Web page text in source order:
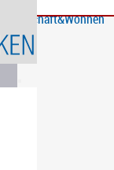
Wirtschaft&Wohnen